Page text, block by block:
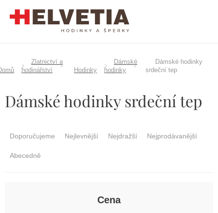
Zlatnictví a
hodinářství
Hodinky
Dámské
hodinky
Dámské hodinky
srdeční tep
Dámské hodinky srdeční tep
Doporučujeme Nejlevnější Nejdražší Nejprodávanější
Abecedně
Cena